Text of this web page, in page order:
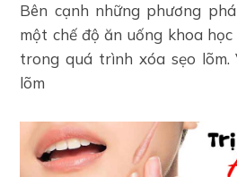
Bên cạnh những phương
một chế độ ăn uống khoa
trong quá trình xóa sẹo
lõm